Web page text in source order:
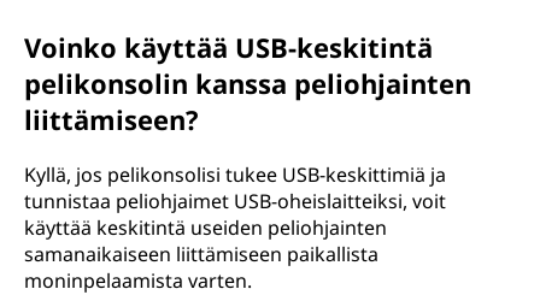
Voinko käyttää USB-keskitintä
pelikonsolin kanssa peliohjainten
liittämiseen?
Kyllä, jos pelikonsolisi tukee USB-keskittimiä ja
tunnistaa peliohjaimet USB-oheislaitteiksi, voit
käyttää keskitintä useiden peliohjainten
samanaikaiseen liittämiseen paikallista
moninpelaamista varten.